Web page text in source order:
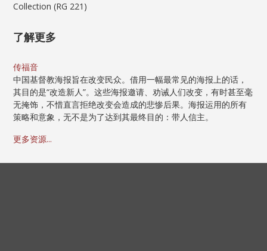
Collection (RG 221)
了解更多
传福音
中国基督教海报旨在改变民众。借用一幅最常见的海报上的话，
其目的是“改造新人”。这些海报邀请、劝诫人们改变，有时甚至毫
无掩饰，不惜直言拒绝改变会造成的悲惨后果。海报运用的所有
策略和意象，无不是为了达到其最终目的：带人信主。
更多资源...